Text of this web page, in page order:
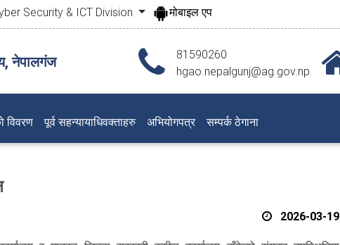
Security & ICT Division मोबाइल एप
नेपालगंज
81590260
hgao.nepalgunj@ag.gov.np
विवरण पूर्व सहन्यायाधिवक्ताहरु अभियोगपत्र सम्पर्क ठेगाना
2026-03-19